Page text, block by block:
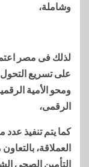
وشاملة،
لذلك فى مصر
على تسريع
ومحو الأمية
الرقمى،
كما يتم تنفيذ
العملاقة،
التأمين الصحي